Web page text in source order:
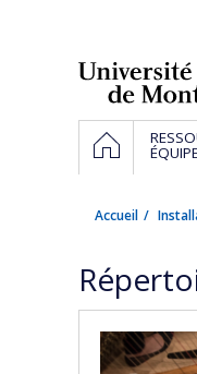
principale
ACCUEIL
Accueil